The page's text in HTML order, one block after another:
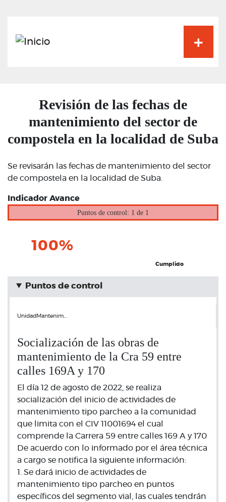
Revisión de las fechas de
mantenimiento del sector de
compostela en la localidad de Suba
Se revisarán las fechas de mantenimiento del sector
de compostela en la localidad de Suba.
Indicador Avance
Puntos de control: 1 de 1
100%
Cumplido
Puntos de control
UnidadMantenim…
Socialización de las obras de
mantenimiento de la Cra 59 entre
calles 169A y 170
El día 12 de agosto de 2022, se realiza
socialización del inicio de actividades de
mantenimiento tipo parcheo a la comunidad
que limita con el CIV 11001694 el cual
comprende la Carrera 59 entre calles 169 A y 170
De acuerdo con lo informado por el área técnica
a cargo se notifica la siguiente información:
1. Se dará inicio de actividades de
mantenimiento tipo parcheo en puntos
específicos del segmento vial, las cuales tendrán